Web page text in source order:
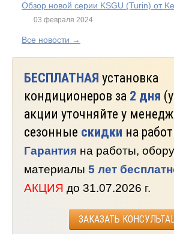
Обзор новой серии KSGU (Turin) от
03 февраля 2024
Все новости →
БЕСПЛАТНАЯ установка
кондиционеров за 2 дня
акции уточняйте у
сезонные скидки на
Гарантия на работы,
материалы 5 лет
АКЦИЯ до 31.07.2026 г.
ЗАКАЗАТЬ